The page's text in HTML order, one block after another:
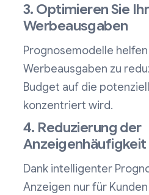
3. Optimieren Sie
Werbeausgaben
Prognosemodelle
Werbeausgaben zu
Budget auf die
konzentriert wird.
4. Reduzierung der
Anzeigenhäufigkeit
Dank intelligenter
Anzeigen nur für